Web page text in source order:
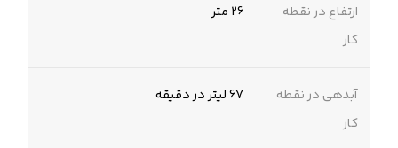
ارتفاع در نقطه
کار
26 متر
آبدهی در نقطه
کار
67 لیتر در دقیقه